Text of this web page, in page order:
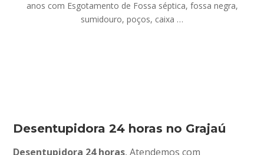
anos com Esgotamento de Fossa séptica, fossa negra,
sumidouro, poços, caixa …
Desentupidora 24 horas no Grajaú
Desentupidora 24 horas, Atendemos com